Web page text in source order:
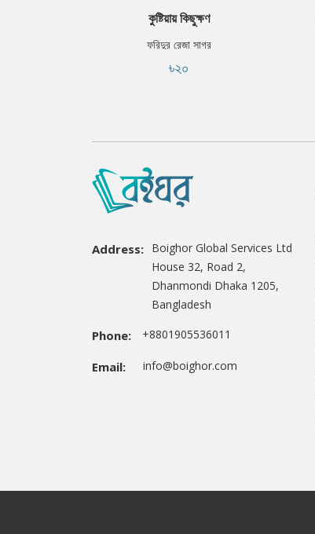
কুষ্টিয়ায় কিছুক্ষণ
ফরিদুর রেজা সাগর
৳২০
Address: Boighor Global Services Ltd
House 32, Road 2,
Dhanmondi Dhaka 1205,
Bangladesh
Phone: +8801905536011
Email: info@boighor.com